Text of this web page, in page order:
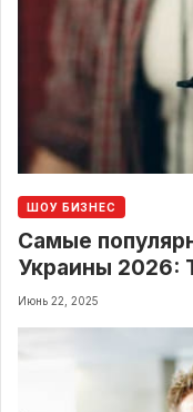
ШОУ БИЗНЕС
Самые
Украины 2026:
Июнь 22, 2025